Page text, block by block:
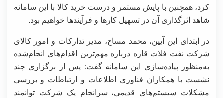
کرد، همچنین با پایش مستمر و درست خرید کالا با این سامانه
شاهد اثرگذاری آن در تسهیل کارها و فرآیندها خواهیم بود.
در ابتدای این آیین، محمد مساح، مدیر تدارکات و امور کالای
شرکت نفت فلات قاره درباره مهم‌ترین اقدام‌های انجام‌شده
به‌منظور پیاده‌سازی این سامانه گفت: پس از برگزاری چند
نشست با همکاران فناوری اطلاعات و ارتباطات و بررسی
مشکلات سیستم‌های قدیمی، سرانجام یک شرکت توانمند